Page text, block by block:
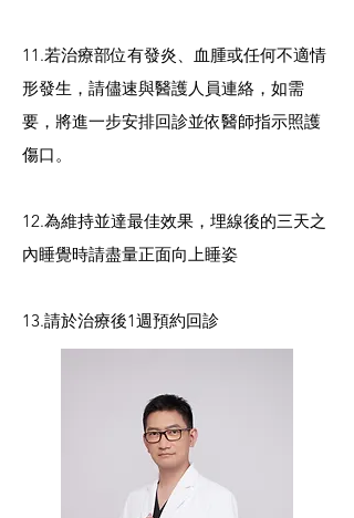
11.若治療部位有發炎、血腫或任何不適情
形發生，請儘速與醫護人員連絡，如需
要，將進一步安排回診並依醫師指示照護
傷口。
12.為維持並達最佳效果，埋線後的三天之
內睡覺時請盡量正面向上睡姿
13.請於治療後1週預約回診